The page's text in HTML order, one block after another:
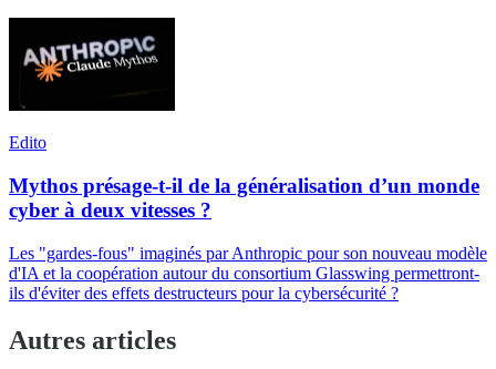
Edito
Mythos présage-t-il de la généralisation d’un monde
cyber à deux vitesses ?
Les "gardes-fous" imaginés par Anthropic pour son nouveau modèle
d'IA et la coopération autour du consortium Glasswing permettront-
ils d'éviter des effets destructeurs pour la cybersécurité ?
Autres articles